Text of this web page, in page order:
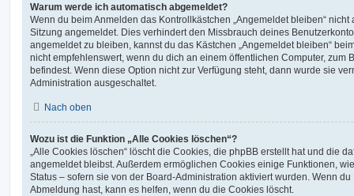
Warum werde ich automatisch abgemeldet?
Wenn du beim Anmelden das Kontrollkästchen „Angemeldet bleiben“
Sitzung angemeldet. Dies verhindert den Missbrauch deines
angemeldet zu bleiben, kannst du das Kästchen „Angemeldet bleiben“
nicht empfehlenswert, wenn du dich an einem öffentlichen Computer, zum
befindest. Wenn diese Option nicht zur Verfügung steht, dann wurde sie
Administration ausgeschaltet.
Nach oben
Wozu ist die Funktion „Alle Cookies löschen“?
„Alle Cookies löschen“ löscht die Cookies, die phpBB erstellt hat und die
angemeldet bleibst. Außerdem ermöglichen Cookies einige Funktionen,
Status – sofern sie von der Board-Administration aktiviert wurden. Wenn
Abmeldung hast, kann es helfen, wenn du die Cookies löscht.